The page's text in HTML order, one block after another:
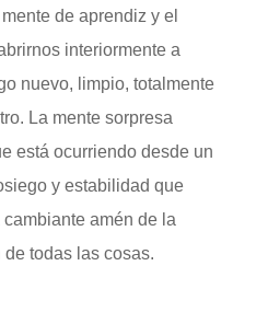
de aprendiz y el
interiormente a
nuevo, limpio, totalmente
La mente sorpresa
está ocurriendo desde un
y estabilidad que
amén de la
todas las cosas.